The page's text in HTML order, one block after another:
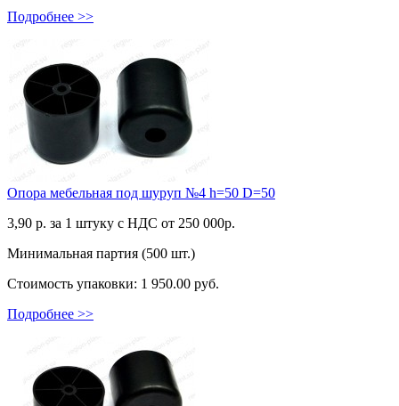
Подробнее >>
Опора мебельная под шуруп №4 h=50 D=50
3,90 р. за 1 штуку c НДС от 250 000р.
Минимальная партия (500 шт.)
Стоимость упаковки: 1 950.00 руб.
Подробнее >>